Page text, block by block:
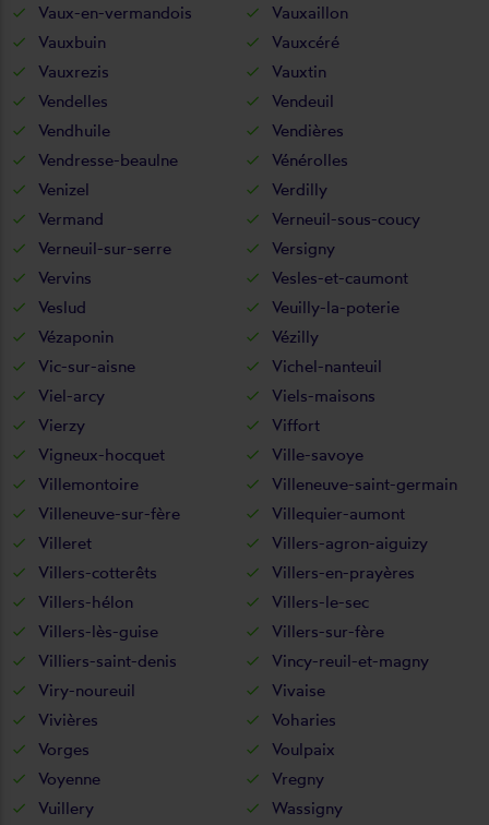
Vaux-en-vermandois
Vauxaillon
Vauxbuin
Vauxcéré
Vauxrezis
Vauxtin
Vendelles
Vendeuil
Vendhuile
Vendières
Vendresse-beaulne
Vénérolles
Venizel
Verdilly
Vermand
Verneuil-sous-coucy
Verneuil-sur-serre
Versigny
Vervins
Vesles-et-caumont
Veslud
Veuilly-la-poterie
Vézaponin
Vézilly
Vic-sur-aisne
Vichel-nanteuil
Viel-arcy
Viels-maisons
Vierzy
Viffort
Vigneux-hocquet
Ville-savoye
Villemontoire
Villeneuve-saint-germain
Villeneuve-sur-fère
Villequier-aumont
Villeret
Villers-agron-aiguizy
Villers-cotterêts
Villers-en-prayères
Villers-hélon
Villers-le-sec
Villers-lès-guise
Villers-sur-fère
Villiers-saint-denis
Vincy-reuil-et-magny
Viry-noureuil
Vivaise
Vivières
Voharies
Vorges
Voulpaix
Voyenne
Vregny
Vuillery
Wassigny